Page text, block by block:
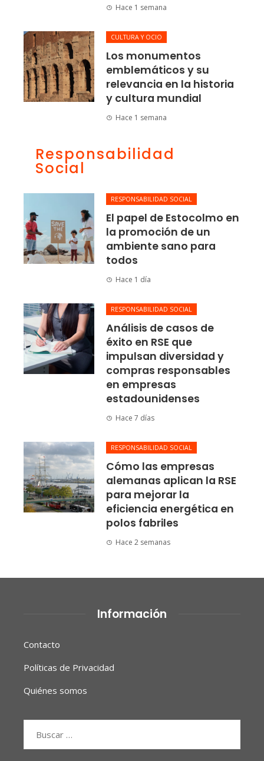
Hace 1 semana
CULTURA Y OCIO
Los monumentos
emblemáticos y su
relevancia en la historia
y cultura mundial
Hace 1 semana
Responsabilidad
Social
RESPONSABILIDAD SOCIAL
El papel de Estocolmo en
la promoción de un
ambiente sano para
todos
Hace 1 día
RESPONSABILIDAD SOCIAL
Análisis de casos de
éxito en RSE que
impulsan diversidad y
compras responsables
en empresas
estadounidenses
Hace 7 días
RESPONSABILIDAD SOCIAL
Cómo las empresas
alemanas aplican la RSE
para mejorar la
eficiencia energética en
polos fabriles
Hace 2 semanas
Información
Contacto
Políticas de Privacidad
Quiénes somos